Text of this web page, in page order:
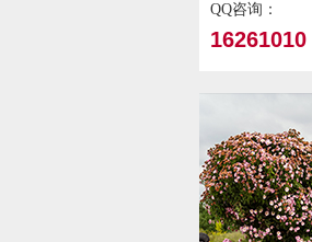
QQ咨询：
16261010